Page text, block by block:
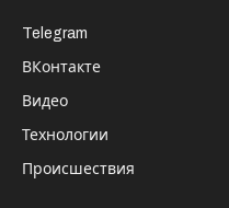
Telegram
ВКонтакте
Видео
Технологии
Происшествия